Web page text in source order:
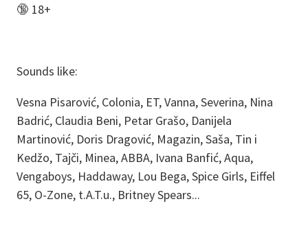
🔞 18+
Sounds like:
Vesna Pisarović, Colonia, ET, Vanna, Severina, Nina
Badrić, Claudia Beni, Petar Grašo, Danijela
Martinović, Doris Dragović, Magazin, Saša, Tin i
Kedžo, Tajči, Minea, ABBA, Ivana Banfić, Aqua,
Vengaboys, Haddaway, Lou Bega, Spice Girls, Eiffel
65, O-Zone, t.A.T.u., Britney Spears...